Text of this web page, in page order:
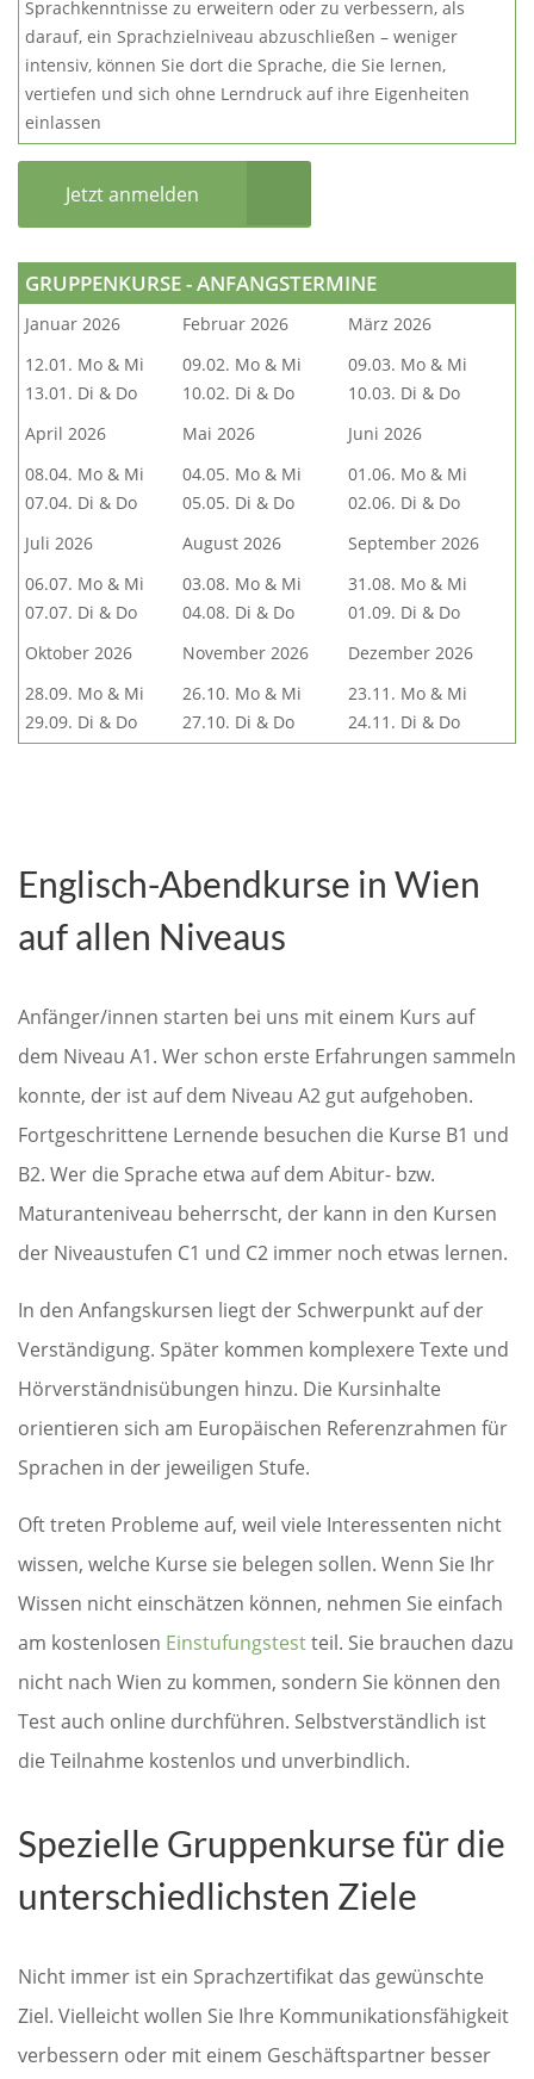
Sprachkenntnisse zu erweitern oder zu verbessern, als
darauf, ein Sprachzielniveau abzuschließen – weniger
intensiv, können Sie dort die Sprache, die Sie lernen,
vertiefen und sich ohne Lerndruck auf ihre Eigenheiten
einlassen
Jetzt anmelden
GRUPPENKURSE - ANFANGSTERMINE
Januar 2026 Februar 2026
März 2026
12.01. Mo & Mi
13.01. Di & Do
09.02. Mo & Mi
10.02. Di & Do
09.03. Mo & Mi
10.03. Di & Do
April 2026
Mai 2026
Juni 2026
08.04. Mo & Mi
07.04. Di & Do
04.05. Mo & Mi
05.05. Di & Do
01.06. Mo & Mi
02.06. Di & Do
Juli 2026
August 2026
September 2026
06.07. Mo & Mi
07.07. Di & Do
03.08. Mo & Mi
04.08. Di & Do
31.08. Mo & Mi
01.09. Di & Do
Oktober 2026
November 2026
Dezember 2026
28.09. Mo & Mi
29.09. Di & Do
26.10. Mo & Mi
27.10. Di & Do
23.11. Mo & Mi
24.11. Di & Do
Englisch-Abendkurse in Wien
auf allen Niveaus
Anfänger/innen starten bei uns mit einem Kurs auf
dem Niveau A1. Wer schon erste Erfahrungen sammeln
konnte, der ist auf dem Niveau A2 gut aufgehoben.
Fortgeschrittene Lernende besuchen die Kurse B1 und
B2. Wer die Sprache etwa auf dem Abitur- bzw.
Maturanteniveau beherrscht, der kann in den Kursen
der Niveaustufen C1 und C2 immer noch etwas lernen.
In den Anfangskursen liegt der Schwerpunkt auf der
Verständigung. Später kommen komplexere Texte und
Hörverständnisübungen hinzu. Die Kursinhalte
orientieren sich am Europäischen Referenzrahmen für
Sprachen in der jeweiligen Stufe.
Oft treten Probleme auf, weil viele Interessenten nicht
wissen, welche Kurse sie belegen sollen. Wenn Sie Ihr
Wissen nicht einschätzen können, nehmen Sie einfach
am kostenlosen Einstufungstestteil. Sie brauchen dazu
nicht nach Wien zu kommen, sondern Sie können den
Test auch online durchführen. Selbstverständlich ist
die Teilnahme kostenlos und unverbindlich.
Spezielle Gruppenkurse für die
unterschiedlichsten Ziele
Nicht immer ist ein Sprachzertifikat das gewünschte
Ziel. Vielleicht wollen Sie Ihre Kommunikationsfähigkeit
verbessern oder mit einem Geschäftspartner besser